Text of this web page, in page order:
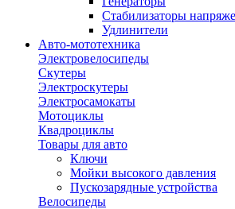
Стабилизаторы
Удлинители
Авто-мототехника
Электровелосипеды
Скутеры
Электроскутеры
Электросамокаты
Мотоциклы
Квадроциклы
Товары для авто
Ключи
Мойки высокого давления
Пускозарядные устройства
Велосипеды